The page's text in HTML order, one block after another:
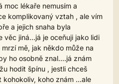
moc lékaře nemusím a
komplikovaný vztah , ale vím
a jejich snaha byla
jiná...já je oceňuji jako lidi
mě, jak někdo může na
ho osobně znal....já znám
hodit špínu , jestli chceš
kohokoliv, koho znám ...ale